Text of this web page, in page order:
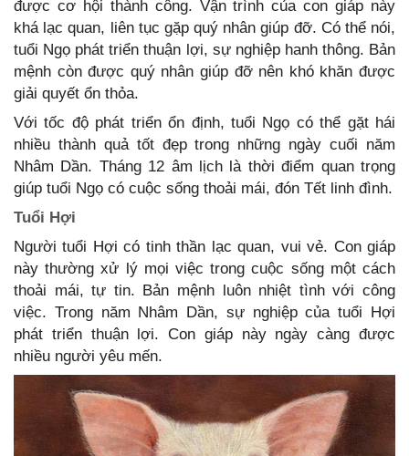
được cơ hội thành công. Vận trình của con giáp này
khá lạc quan, liên tục gặp quý nhân giúp đỡ. Có thể nói,
tuổi Ngọ phát triển thuận lợi, sự nghiệp hanh thông. Bản
mệnh còn được quý nhân giúp đỡ nên khó khăn được
giải quyết ổn thỏa.
Với tốc độ phát triển ổn định, tuổi Ngọ có thể gặt hái
nhiều thành quả tốt đẹp trong những ngày cuối năm
Nhâm Dần. Tháng 12 âm lịch là thời điểm quan trọng
giúp tuổi Ngọ có cuộc sống thoải mái, đón Tết linh đình.
Tuổi Hợi
Người tuổi Hợi có tinh thần lạc quan, vui vẻ. Con giáp
này thường xử lý mọi việc trong cuộc sống một cách
thoải mái, tự tin. Bản mệnh luôn nhiệt tình với công
việc. Trong năm Nhâm Dần, sự nghiệp của tuổi Hợi
phát triển thuận lợi. Con giáp này ngày càng được
nhiều người yêu mến.